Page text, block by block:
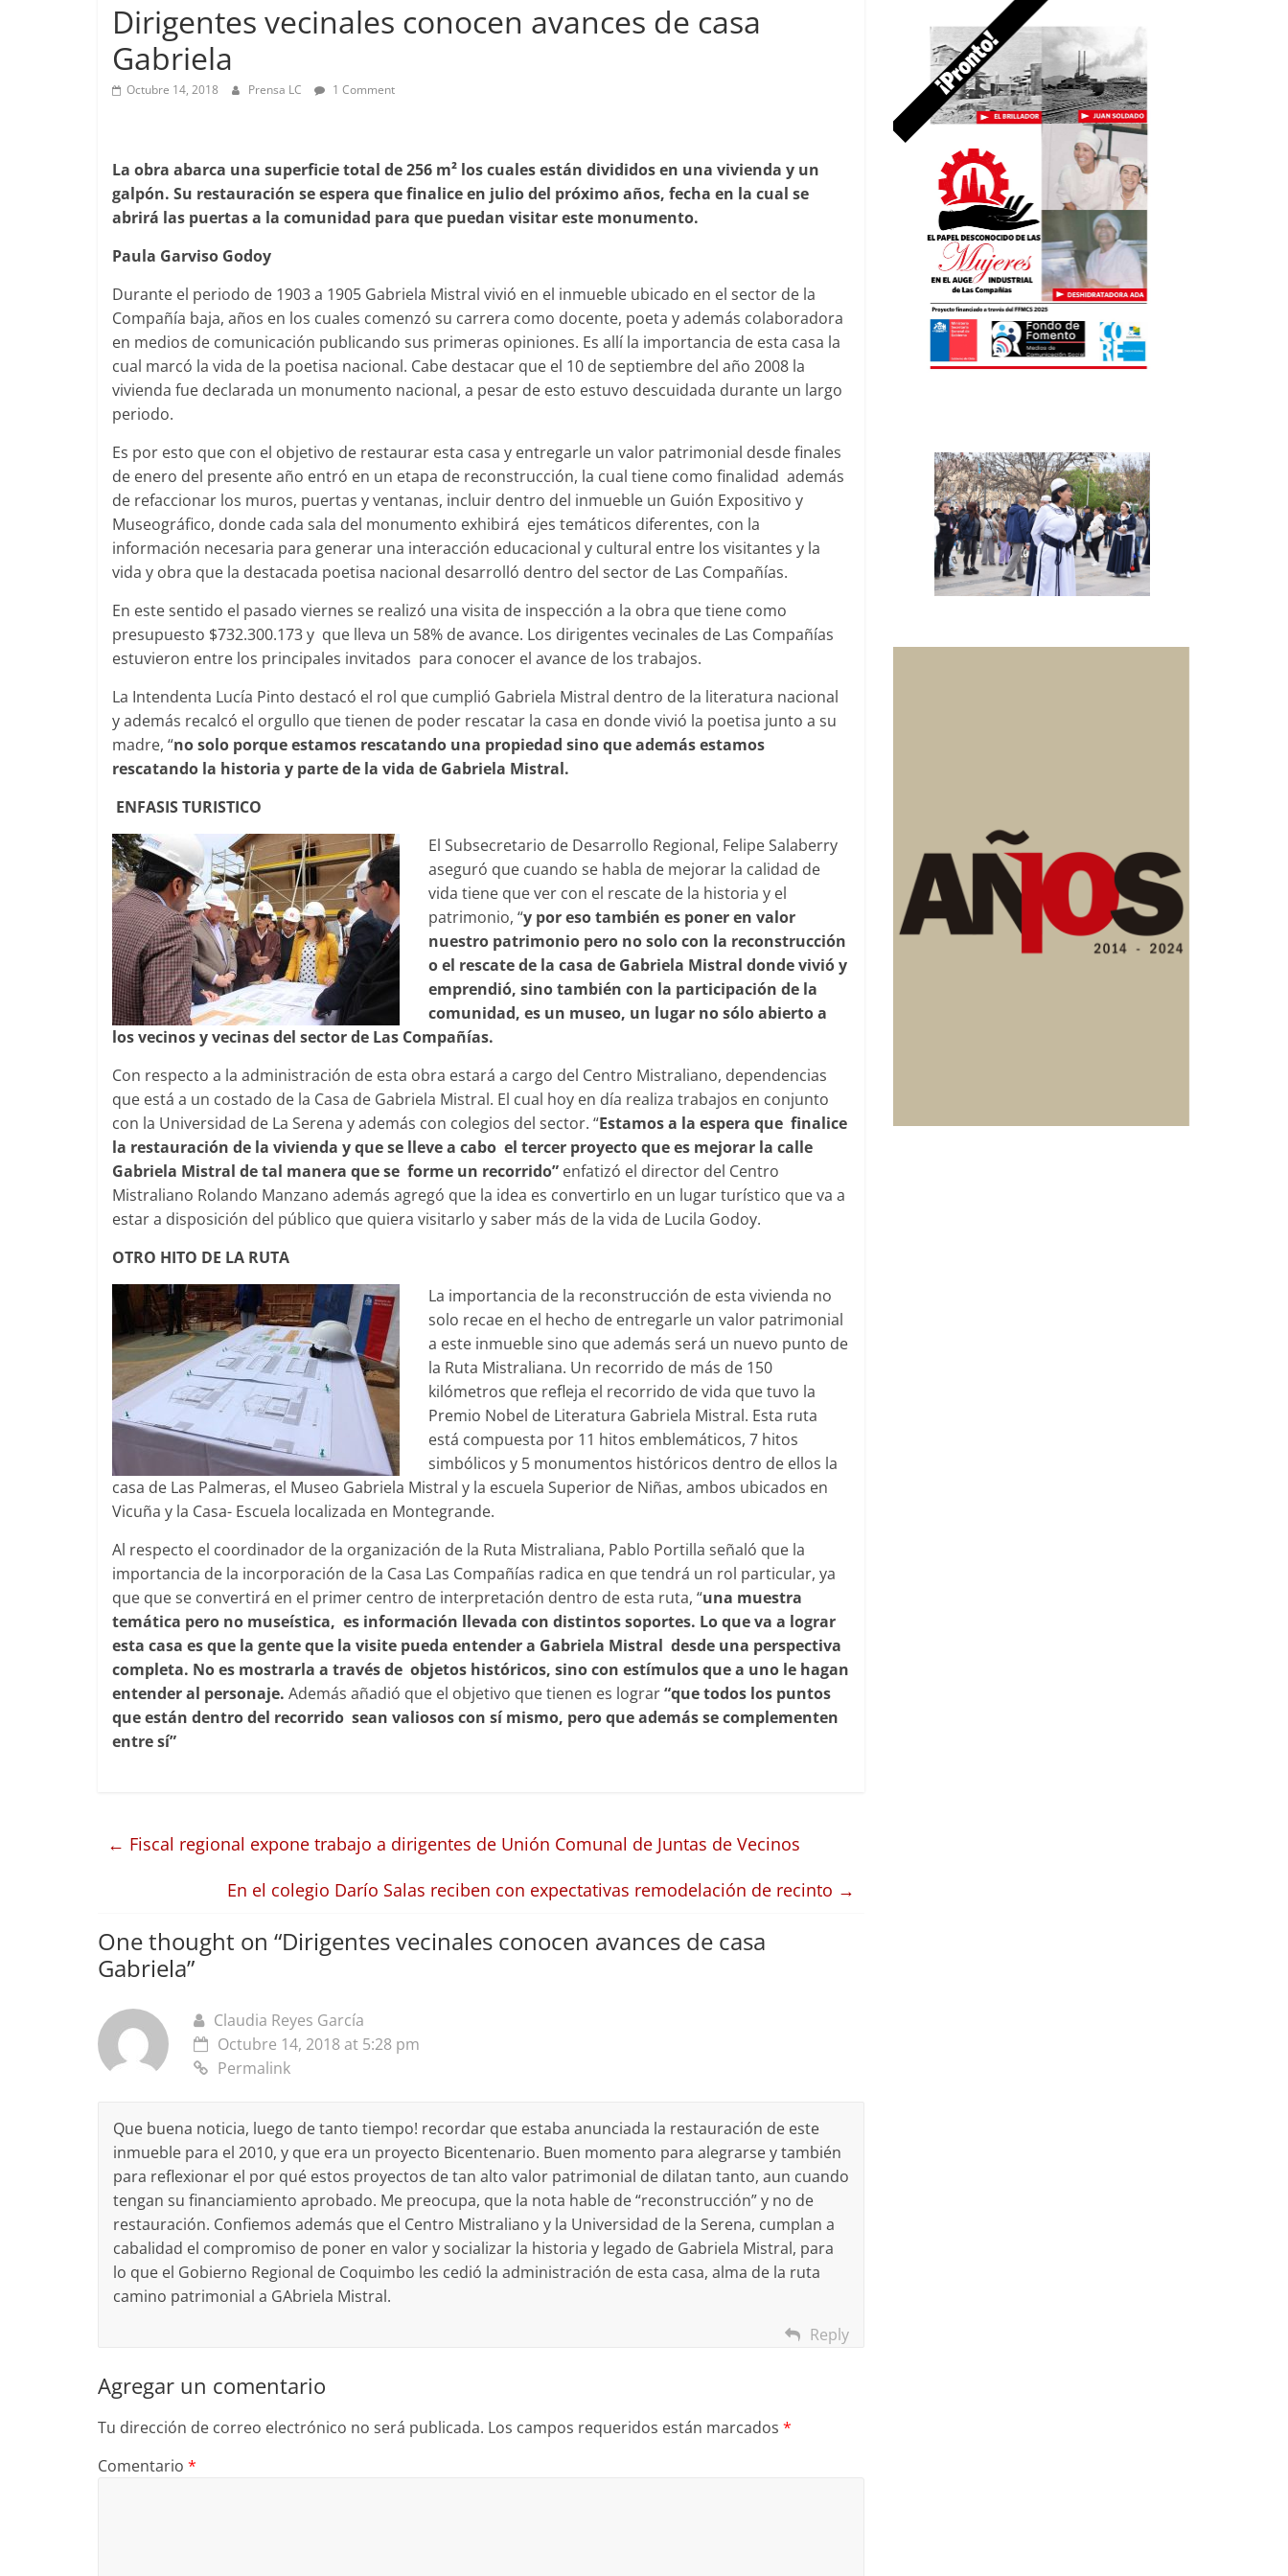
Dirigentes vecinales conocen avances de casa
Gabriela
Octubre 14, 2018 Prensa LC 1 Comment
La obra abarca una superficie total de 256 m² los cuales están divididos en una vivienda y un
galpón. Su restauración se espera que finalice en julio del próximo años, fecha en la cual se
abrirá las puertas a la comunidad para que puedan visitar este monumento.
Paula Garviso Godoy
Durante el periodo de 1903 a 1905 Gabriela Mistral vivió en el inmueble ubicado en el sector de la
Compañía baja, años en los cuales comenzó su carrera como docente, poeta y además colaboradora
en medios de comunicación publicando sus primeras opiniones. Es allí la importancia de esta casa la
cual marcó la vida de la poetisa nacional. Cabe destacar que el 10 de septiembre del año 2008 la
vivienda fue declarada un monumento nacional, a pesar de esto estuvo descuidada durante un largo
periodo.
Es por esto que con el objetivo de restaurar esta casa y entregarle un valor patrimonial desde finales
de enero del presente año entró en un etapa de reconstrucción, la cual tiene como finalidad además
de refaccionar los muros, puertas y ventanas, incluir dentro del inmueble un Guión Expositivo y
Museográfico, donde cada sala del monumento exhibirá ejes temáticos diferentes, con la
información necesaria para generar una interacción educacional y cultural entre los visitantes y la
vida y obra que la destacada poetisa nacional desarrolló dentro del sector de Las Compañías.
En este sentido el pasado viernes se realizó una visita de inspección a la obra que tiene como
presupuesto $732.300.173 y que lleva un 58% de avance. Los dirigentes vecinales de Las Compañías
estuvieron entre los principales invitados para conocer el avance de los trabajos.
La Intendenta Lucía Pinto destacó el rol que cumplió Gabriela Mistral dentro de la literatura nacional
y además recalcó el orgullo que tienen de poder rescatar la casa en donde vivió la poetisa junto a su
madre, “no solo porque estamos rescatando una propiedad sino que además estamos
rescatando la historia y parte de la vida de Gabriela Mistral.
ENFASIS TURISTICO
El Subsecretario de Desarrollo Regional, Felipe Salaberry
aseguró que cuando se habla de mejorar la calidad de
vida tiene que ver con el rescate de la historia y el
patrimonio, “y por eso también es poner en valor
nuestro patrimonio pero no solo con la reconstrucción
o el rescate de la casa de Gabriela Mistral donde vivió y
emprendió, sino también con la participación de la
comunidad, es un museo, un lugar no sólo abierto a
los vecinos y vecinas del sector de Las Compañías.
Con respecto a la administración de esta obra estará a cargo del Centro Mistraliano, dependencias
que está a un costado de la Casa de Gabriela Mistral. El cual hoy en día realiza trabajos en conjunto
con la Universidad de La Serena y además con colegios del sector. “Estamos a la espera que finalice
la restauración de la vivienda y que se lleve a cabo el tercer proyecto que es mejorar la calle
Gabriela Mistral de tal manera que se forme un recorrido” enfatizó el director del Centro
Mistraliano Rolando Manzano además agregó que la idea es convertirlo en un lugar turístico que va a
estar a disposición del público que quiera visitarlo y saber más de la vida de Lucila Godoy.
OTRO HITO DE LA RUTA
La importancia de la reconstrucción de esta vivienda no
solo recae en el hecho de entregarle un valor patrimonial
a este inmueble sino que además será un nuevo punto de
la Ruta Mistraliana. Un recorrido de más de 150
kilómetros que refleja el recorrido de vida que tuvo la
Premio Nobel de Literatura Gabriela Mistral. Esta ruta
está compuesta por 11 hitos emblemáticos, 7 hitos
simbólicos y 5 monumentos históricos dentro de ellos la
casa de Las Palmeras, el Museo Gabriela Mistral y la escuela Superior de Niñas, ambos ubicados en
Vicuña y la Casa- Escuela localizada en Montegrande.
Al respecto el coordinador de la organización de la Ruta Mistraliana, Pablo Portilla señaló que la
importancia de la incorporación de la Casa Las Compañías radica en que tendrá un rol particular, ya
que que se convertirá en el primer centro de interpretación dentro de esta ruta, “una muestra
temática pero no museística, es información llevada con distintos soportes. Lo que va a lograr
esta casa es que la gente que la visite pueda entender a Gabriela Mistral desde una perspectiva
completa. No es mostrarla a través de objetos históricos, sino con estímulos que a uno le hagan
entender al personaje. Además añadió que el objetivo que tienen es lograr“que todos los puntos
que están dentro del recorrido sean valiosos con sí mismo, pero que además se complementen
entre sí”
← Fiscal regional expone trabajo a dirigentes de Unión Comunal de Juntas de Vecinos
En el colegio Darío Salas reciben con expectativas remodelación de recinto →
One thought on “Dirigentes vecinales conocen avances de casa
Gabriela”
Claudia Reyes García
Octubre 14, 2018 at 5:28 pm
Permalink
Que buena noticia, luego de tanto tiempo! recordar que estaba anunciada la restauración de este
inmueble para el 2010, y que era un proyecto Bicentenario. Buen momento para alegrarse y también
para reflexionar el por qué estos proyectos de tan alto valor patrimonial de dilatan tanto, aun cuando
tengan su financiamiento aprobado. Me preocupa, que la nota hable de “reconstrucción” y no de
restauración. Confiemos además que el Centro Mistraliano y la Universidad de la Serena, cumplan a
cabalidad el compromiso de poner en valor y socializar la historia y legado de Gabriela Mistral, para
lo que el Gobierno Regional de Coquimbo les cedió la administración de esta casa, alma de la ruta
camino patrimonial a GAbriela Mistral.
Reply
Agregar un comentario
Tu dirección de correo electrónico no será publicada. Los campos requeridos están marcados *
Comentario *
Foco Vecinal